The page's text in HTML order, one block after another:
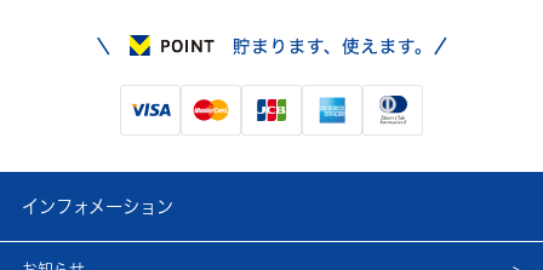
インフォメーション